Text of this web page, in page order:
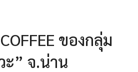
ของกลุ่ม
” จ.น่าน